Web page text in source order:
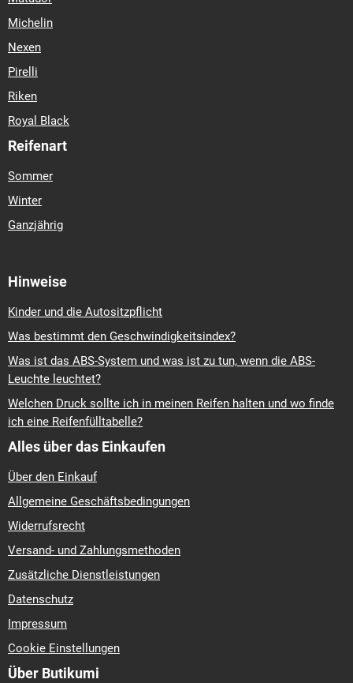
Michelin
Nexen
Pirelli
Riken
Royal Black
Reifenart
Sommer
Winter
Ganzjährig
Hinweise
Kinder und die Autositzpflicht
Was bestimmt den Geschwindigkeitsindex?
Was ist das ABS-System und was ist zu tun, wenn die ABS-
Leuchte leuchtet?
Welchen Druck sollte ich in meinen Reifen halten und wo finde
ich eine Reifenfülltabelle?
Alles über das Einkaufen
Über den Einkauf
Allgemeine Geschäftsbedingungen
Widerrufsrecht
Versand- und Zahlungsmethoden
Zusätzliche Dienstleistungen
Datenschutz
Impressum
Cookie Einstellungen
Über Butikumi